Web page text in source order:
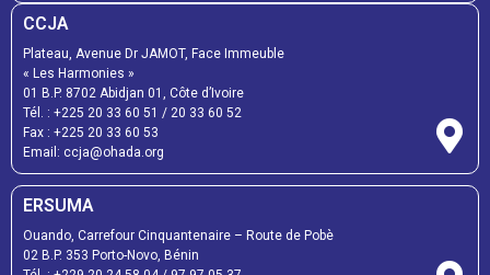
CCJA
Plateau, Avenue Dr JAMOT, Face Immeuble
« Les Harmonies »
01 B.P. 8702 Abidjan 01, Côte d’Ivoire
Tél. : +225 20 33 60 51 / 20 33 60 52
Fax : +225 20 33 60 53
Email: ccja@ohada.org
ERSUMA
Ouando, Carrefour Cinquantenaire – Route de Pobè
02 B.P. 353 Porto-Novo, Bénin